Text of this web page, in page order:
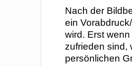
Nach der
ein
wird. Erst
zufrieden sind,
persönlichen